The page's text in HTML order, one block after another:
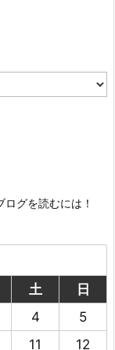
グを読むには！
土
日
4
5
11
12